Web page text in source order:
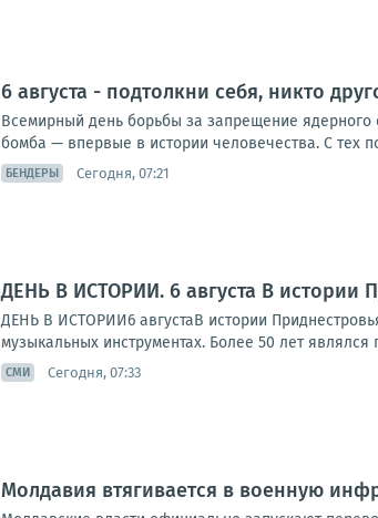
6 августа - подтолкни себя, никто
Всемирный день борьбы за запрещение ядерного
бомба — впервые в истории человечества. С тех
БЕНДЕРЫ Сегодня, 07:21
ДЕНЬ В ИСТОРИИ. 6 августа В истории
ДЕНЬ В ИСТОРИИ6 августаВ истории
музыкальных инструментах. Более 50 лет
СМИ Сегодня, 07:33
Молдавия втягивается в военную